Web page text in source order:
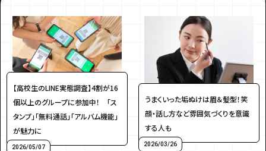
推し活 グルメ
エンタメ 診断
特集・連載 社会体験
アンケート プレゼント
【高校生のLINE実態調査】4割が16
個以上のグループに参加中！ 「ス
タンプ」「無料通話」「アルバム機能」
が魅力に
2026/05/07
うまくいった垢ぬけは眉＆髪型！笑
顔・話し方など雰囲気づくりを意識
する人も
2026/03/26